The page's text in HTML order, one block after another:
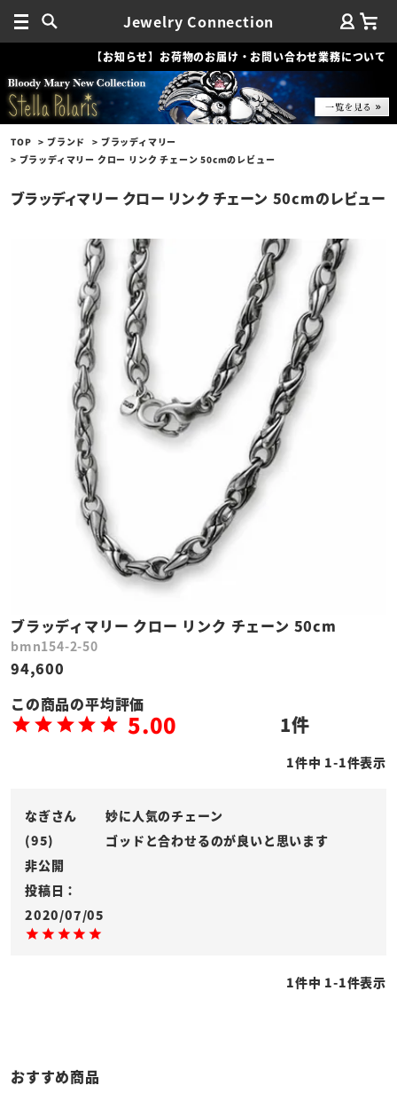
Jewelry Connection
【お知らせ】お荷物のお届け・お問い合わせ業務について
TOP ブランド
ブラッディマリー
ブラッディマリー クロー リンク チェーン 50cmのレビュー
ブラッディマリー クロー リンク チェーン 50cmのレビュー
ブラッディマリー クロー リンク チェーン 50cm
bmn154-2-50
94,600
5.00 1
1件中 1-1件表示
なぎ
95
非公開
投稿日
2020/07/05
妙に人気のチェーン
ゴッドと合わせるのが良いと思います
1件中 1-1件表示
おすすめ商品